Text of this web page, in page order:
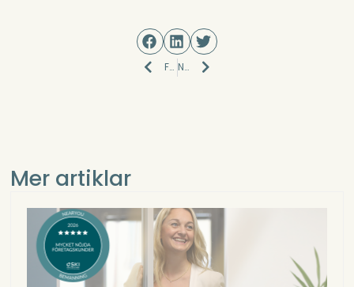
Prev
FÖREGÅENDE NÄSTA
Mer artiklar